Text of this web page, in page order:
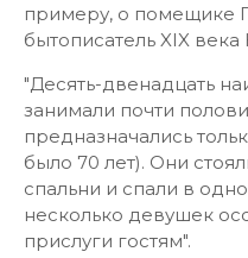
примеру, о помещике
бытописатель XIX
"Десять-двенадцать
занимали почти
предназначались
было 70 лет). Они
спальни и спали в
несколько девушек
прислуги гостям".